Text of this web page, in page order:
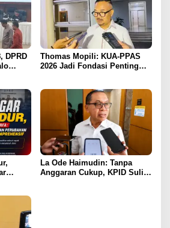
DPRD
Thomas Mopili: KUA-PPAS
2026 Jadi Fondasi Penting
La Ode Haimudin: Tanpa
Anggaran Cukup, KPID Sulit